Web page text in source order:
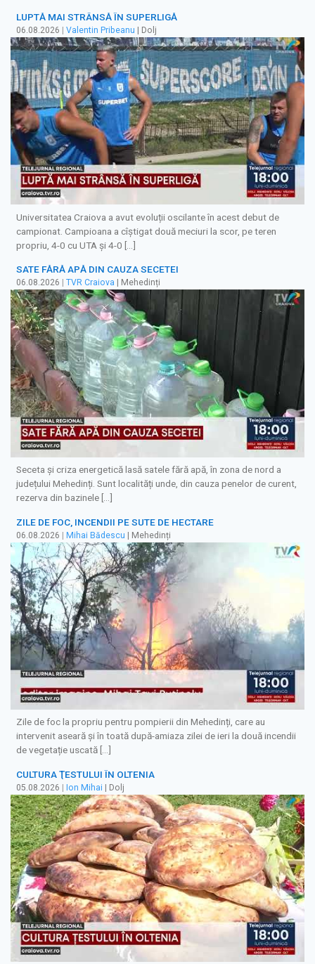
LUPTĂ MAI STRÂNSĂ ÎN SUPERLIGĂ
06.08.2026 | Valentin Pribeanu | Dolj
Universitatea Craiova a avut evoluții oscilante în acest debut de
campionat. Campioana a cîștigat două meciuri la scor, pe teren
propriu, 4-0 cu UTA și 4-0 […]
SATE FĂRĂ APĂ DIN CAUZA SECETEI
06.08.2026 TVR Craiova | Mehedinți
Seceta și criza energetică lasă satele fără apă, în zona de nord a
județului Mehedinți. Sunt localități unde, din cauza penelor de curent,
rezerva din bazinele […]
ZILE DE FOC, INCENDII PE SUTE DE HECTARE
06.08.2026 | Mihai Bădescu | Mehedinți
Zile de foc la propriu pentru pompierii din Mehedinți, care au
intervenit aseară și în toată după-amiaza zilei de ieri la două incendii
de vegetație uscată […]
CULTURA ŢESTULUI ÎN OLTENIA
05.08.2026 Ion Mihai | Dolj